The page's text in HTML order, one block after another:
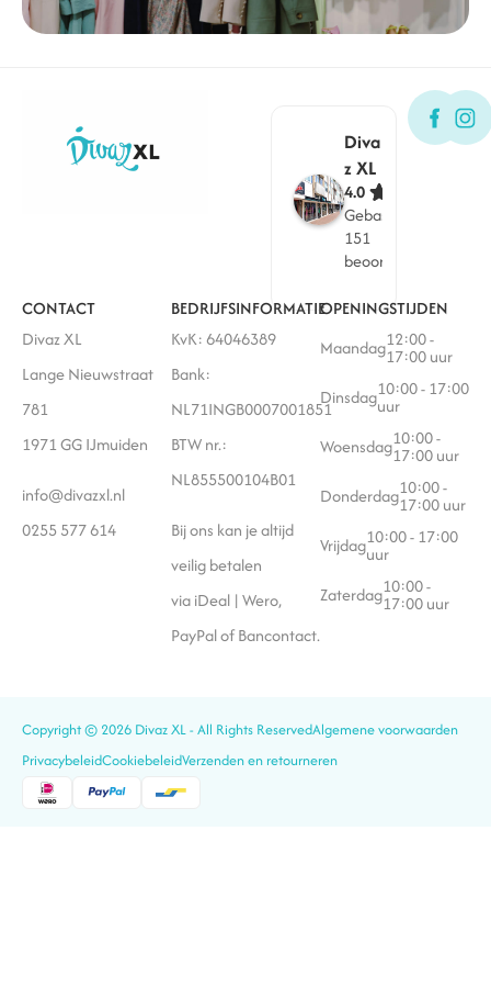
Diva
z XL
4.0
Gebaseerd op
151
beoordelingen
CONTACT
Divaz XL
Lange Nieuwstraat
781
1971 GG IJmuiden
info@divazxl.nl
0255 577 614
BEDRIJFSINFORMATIE
KvK: 64046389
Bank:
NL71INGB0007001851
BTW nr.:
NL855500104B01
Bij ons kan je altijd
veilig betalen
via iDeal | Wero,
PayPal of Bancontact.
OPENINGSTIJDEN
Maandag12:00 -
17:00 uur
Dinsdag10:00 - 17:00
uur
Woensdag10:00 -
17:00 uur
Donderdag10:00 -
17:00 uur
Vrijdag10:00 - 17:00
uur
Zaterdag10:00 -
17:00 uur
Copyright © 2026 Divaz XL - All Rights ReservedAlgemene voorwaarden
PrivacybeleidCookiebeleidVerzenden en retourneren